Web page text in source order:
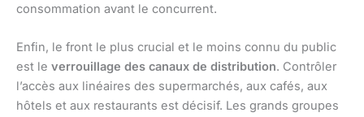
consommation avant le concurrent.
Enfin, le front le plus crucial et le moins connu du public
est le verrouillage des canaux de distribution. Contrôler
l’accès aux linéaires des supermarchés, aux cafés, aux
hôtels et aux restaurants est décisif. Les grands groupes